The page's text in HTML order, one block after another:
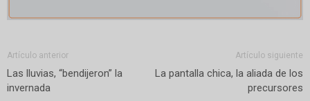
Artículo anterior
Las lluvias, “bendijeron” la
invernada
Artículo siguiente
La pantalla chica, la aliada de los
precursores